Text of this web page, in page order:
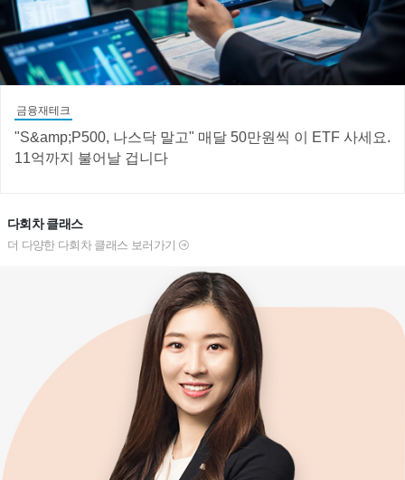
금융재테크
"S&amp;P500, 나스닥 말고" 매달 50만원씩 이 ETF 사세요.
11억까지 불어날 겁니다
다회차 클래스
더 다양한 다회차 클래스 보러가기